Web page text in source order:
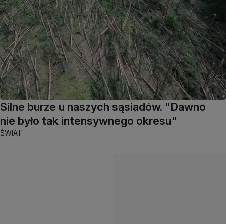
Silne burze u naszych sąsiadów. "Dawno
nie było tak intensywnego okresu"
ŚWIAT